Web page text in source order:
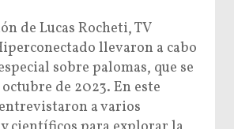
de Lucas Rocheti, TV
llevaron a cabo
sobre palomas, que se
de 2023. En este
a varios